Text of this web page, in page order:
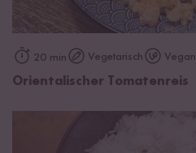
20 min Vegetarisch Vegan
Orientalischer Tomatenreis